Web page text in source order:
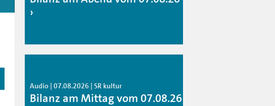
Audio | 07.08.2026 | SR kultur
Bilanz am Mittag vom 07.08.26